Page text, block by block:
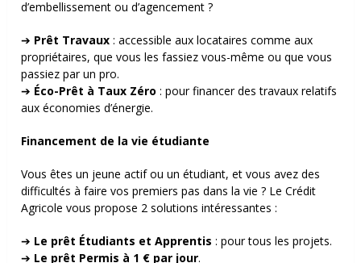
d’embellissement ou d’agencement ?
➔ Prêt Travaux : accessible aux locataires comme aux
propriétaires, que vous les fassiez vous-même ou que vous
passiez par un pro.
➔ Éco-Prêt à Taux Zéro : pour financer des travaux relatifs
aux économies d’énergie.
Financement de la vie étudiante
Vous êtes un jeune actif ou un étudiant, et vous avez des
difficultés à faire vos premiers pas dans la vie ? Le Crédit
Agricole vous propose 2 solutions intéressantes :
➔ Le prêt Étudiants et Apprentis : pour tous les projets.
➔ Le prêt Permis à 1 € par jour.